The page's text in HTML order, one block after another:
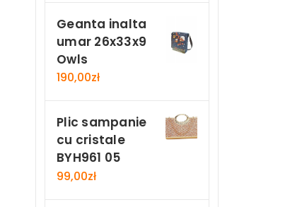
Geanta inalta
umar 26x33x9
Owls
190,00zł
Plic sampanie
cu cristale
BYH961 05
99,00zł